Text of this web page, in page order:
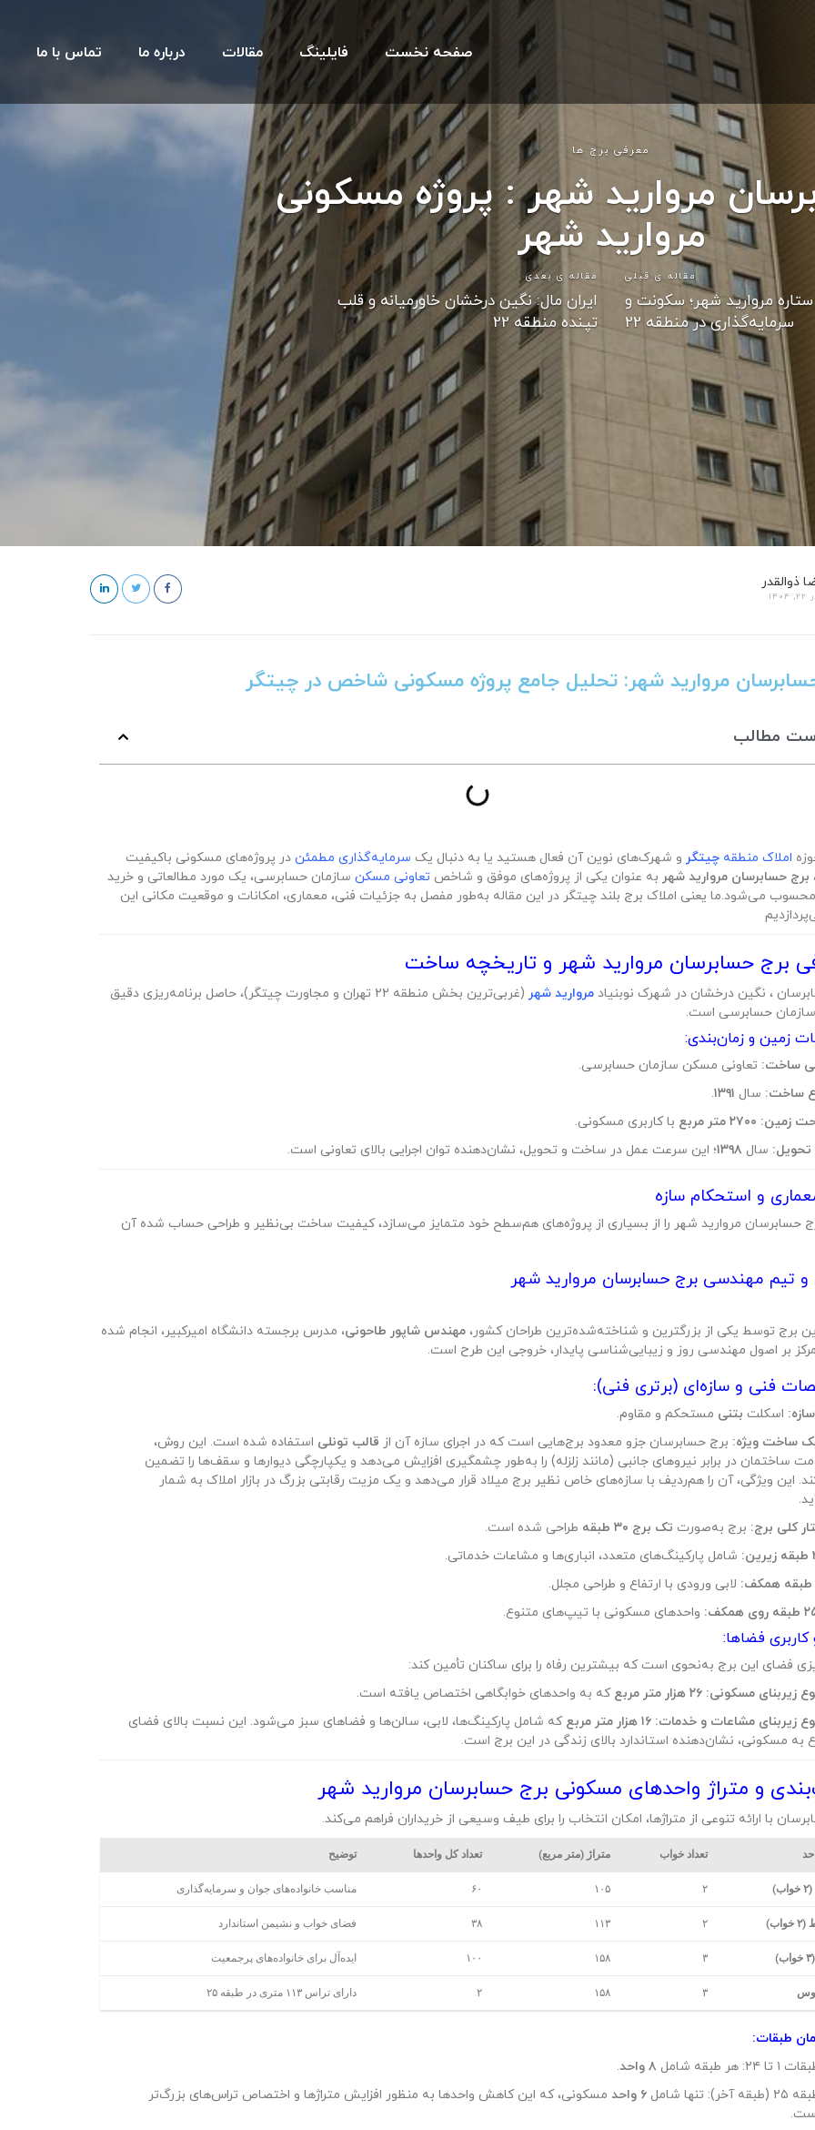
معرفی برج ها
مروارید شهر : پروژه مسکونی
مروارید شهر
مقاله ی قبلی
ستاره مروارید شهر؛ سکونت و
سرمایه‌گذاری در منطقه 22
مقاله ی بعدی
ایران مال: نگین درخشان خاورمیانه و قلب
تپنده منطقه 22
صفحه نخست فایلینگ مقالات درباره ما تماس با ما
ذوالقدر
مروارید شهر: تحلیل جامع پروژه مسکونی شاخص در چیتگر
مطالب
املاک منطقهچیتگر و شهرک‌های نوین آن فعال هستید یا به دنبال یک سرمایه‌گذاری مطمئن در پروژه‌های مسکونی باکیفیت
برج حسابرسان مروارید شهر به عنوان یکی از پروژه‌های موفق و شاخصتعاونی مسکن سازمان حسابرسی، یک مورد مطالعاتی و خرید
می‌شود.ما یعنی املاک برج بلند چیتگر در این مقاله به‌طور مفصل به جزئیات فنی، معماری، امکانات و موقعیت مکانی این
برج حسابرسان مروارید شهر و تاریخچه ساخت
، نگین درخشان در شهرک نوبنیادمروارید شهر
(غربی‌ترین بخش منطقه ۲۲ تهران و مجاورت چیتگر)، حاصل برنامه‌ریزی دقیق
سازمان حسابرسی است.
زمین و زمان‌بندی:
ساخت: تعاونی مسکن سازمان حسابرسی.
ساخت: سال ۱۳۹۱.
زمین: ۲۷۰۰ متر مربع
با کاربری مسکونی.
سال ۱۳۹۸؛ این سرعت عمل در ساخت و تحویل، نشان‌دهنده توان اجرایی بالای تعاونی است.
و استحکام سازه
حسابرسان مروارید شهر را از بسیاری از پروژه‌های هم‌سطح خود متمایز می‌سازد، کیفیت ساخت بی‌نظیر و طراحی حساب شده آن
و تیم مهندسی برج حسابرسان مروارید شهر
برج توسط یکی از بزرگترین و شناخته‌شده‌ترین طراحان کشور،مهندس شاپور طاحونی، مدرس برجسته دانشگاه امیرکبیر، انجام شده
بر اصول مهندسی روز و زیبایی‌شناسی پایدار، خروجی این طرح است.
فنی و سازه‌ای (برتری فنی):
اسکلت بتنی مستحکم و مقاوم.
ساخت ویژه: برج حسابرسان جزو معدود برج‌هایی است که در اجرای سازه آن از قالب تونلی استفاده شده است. این روش،
ساختمان در برابر نیروهای جانبی (مانند زلزله) را به‌طور چشمگیری افزایش می‌دهد و یکپارچگی دیوارها و سقف‌ها را تضمین
این ویژگی، آن را هم‌ردیف با سازه‌های خاص نظیر برج میلاد قرار می‌دهد و یک مزیت رقابتی بزرگ در بازار املاک به شمار
کلی برج: برج به‌صورت تک برج ۳۰ طبقه
طراحی شده است.
شامل پارکینگ‌های متعدد، انباری‌ها و مشاعات خدماتی.
لابی ورودی با ارتفاع و طراحی مجلل.
روی همکف:
واحدهای مسکونی با تیپ‌های متنوع.
کاربری فضاها:
فضای این برج به‌نحوی است که بیشترین رفاه را برای ساکنان تأمین کند:
زیربنای مسکونی: ۲۶ هزار متر مربع
که به واحدهای خوابگاهی اختصاص یافته است.
زیربنای مشاعات و خدمات: ۱۶ هزار متر مربع
که شامل پارکینگ‌ها، لابی، سالن‌ها و فضاهای سبز می‌شود. این نسبت بالای فضای
به مسکونی، نشان‌دهنده استاندارد بالای زندگی در این برج است.
و متراژ واحدهای مسکونی برج حسابرسان مروارید شهر
با ارائه تنوعی از متراژها، امکان انتخاب را برای طیف وسیعی از خریداران فراهم می‌کند.
تعداد خواب متراژ (متر مربع) تعداد کل واحدها توضیح
۲ ۱۰۵ ۶۰ مناسب خانواده‌های جوان و سرمایه‌گذاری
۲ ۱۱۳ ۳۸ فضای خواب و نشیمن استاندارد
۳ ۱۵۸ ۱۰۰ ایده‌آل برای خانواده‌های پرجمعیت
۳ ۱۵۸ ۲ دارای تراس ۱۱۳ متری در طبقه ۲۵
طبقات:
۱ تا ۲۴: هر طبقه شامل
۸ واحد
.
(طبقه آخر): تنها شامل
۶ واحد
مسکونی، که این کاهش واحدها به منظور افزایش متراژها و اختصاص تراس‌های بزرگ‌تر